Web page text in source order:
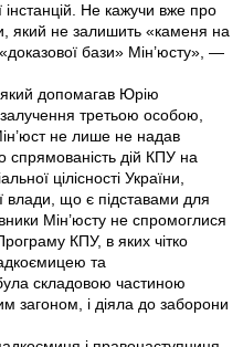
інстанцій. Не кажучи вже про
який не залишить «каменя на
«доказової бази» Мін’юсту», —
допомагав Юрію
третьою особою,
не лише не надав
спрямованість дій КПУ на
цілісності України,
влади, що є підставами для
Мін’юсту не спромоглися
КПУ, в яких чітко
та
складовою частиною
і діяла до заборони